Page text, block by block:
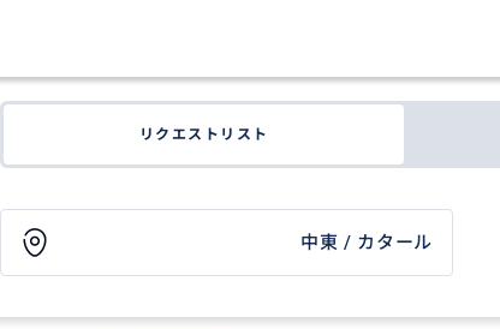
リクエストリスト
中東 / カタール